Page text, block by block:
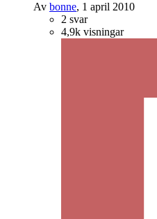
Av bonne, 1 april 2010
2 svar
4,9k visningar